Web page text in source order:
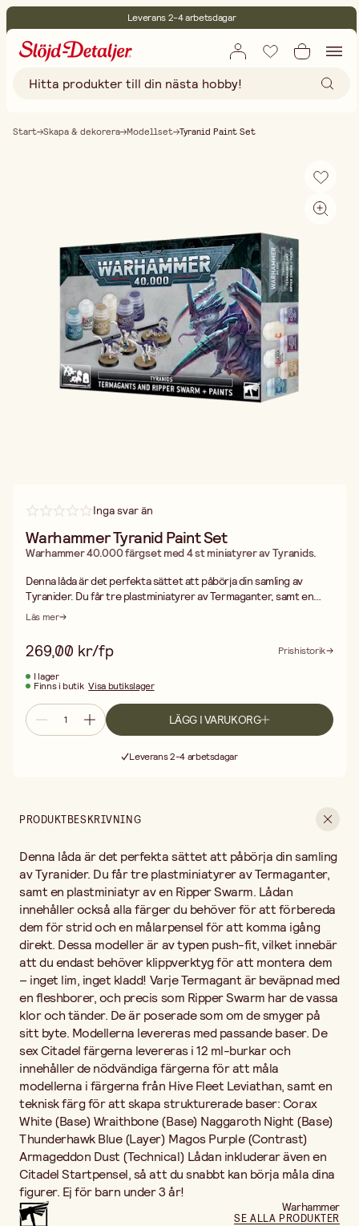
Leverans 2-4 arbetsdagar
Fri frakt vid köp över 499:-
Start Skapa & dekorera Modellset Tyranid Paint Set
Inga svar än
Warhammer Tyranid Paint Set
Warhammer 40.000 färgset med 4 st miniatyrer av Tyranids.
Denna låda är det perfekta sättet att påbörja din samling av
Tyranider. Du får tre plastminiatyrer av Termaganter, samt en
plastminiatyr av en Ripper Swarm. Lådan innehåller också alla
målarpensel för att komma igång direkt. Dessa modeller är av
typen push-fit, vilket innebär att du endast behöver klippverktyg
för att montera dem – inget lim, inget kladd! Varje Termagant är
beväpnad med en fleshborer, och precis som Ripper Swarm har
de vassa klor och tänder. De är poserade som om de smyger på
sitt byte. Modellerna levereras med passande baser. De sex
Citadel färgerna levereras i 12 ml-burkar och innehåller de
Fleet Leviathan, samt en teknisk färg för att skapa strukturerade
Startpensel, så att du snabbt kan börja måla dina figurer. Ej för
Läs mer
269,00 kr/fp
Prishistorik
I lager
Finns i butik Visa butikslager
LÄGG I VARUKORG
Leverans 2-4 arbetsdagar
PRODUKTBESKRIVNING
Denna låda är det perfekta sättet att påbörja din samling
av Tyranider. Du får tre plastminiatyrer av Termaganter,
samt en plastminiatyr av en Ripper Swarm. Lådan
innehåller också alla färger du behöver för att förbereda
dem för strid och en målarpensel för att komma igång
direkt. Dessa modeller är av typen push-fit, vilket innebär
att du endast behöver klippverktyg för att montera dem
– inget lim, inget kladd! Varje Termagant är beväpnad med
en fleshborer, och precis som Ripper Swarm har de vassa
klor och tänder. De är poserade som om de smyger på
sitt byte. Modellerna levereras med passande baser. De
sex Citadel färgerna levereras i 12 ml-burkar och
innehåller de nödvändiga färgerna för att måla
modellerna i färgerna från Hive Fleet Leviathan, samt en
teknisk färg för att skapa strukturerade baser: Corax
White (Base) Wraithbone (Base) Naggaroth Night (Base)
Thunderhawk Blue (Layer) Magos Purple (Contrast)
Armageddon Dust (Technical) Lådan inkluderar även en
Citadel Startpensel, så att du snabbt kan börja måla dina
figurer. Ej för barn under 3 år!
Warhammer
SE ALLA PRODUKTER